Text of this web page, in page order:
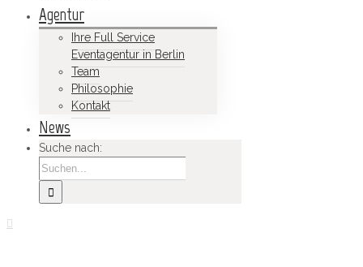
Agentur
Ihre Full Service
Eventagentur in Berlin
Team
Philosophie
Kontakt
News
Suche nach: